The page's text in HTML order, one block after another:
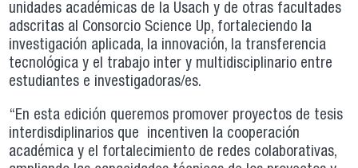
unidades académicas de la Usach y de otras facultades
adscritas al Consorcio Science Up, fortaleciendo la
investigación aplicada, la innovación, la transferencia
tecnológica y el trabajo inter y multidisciplinario entre
estudiantes e investigadoras/es.
“En esta edición queremos promover proyectos de tesis
interdisdiplinarios que incentiven la cooperación
académica y el fortalecimiento de redes colaborativas,